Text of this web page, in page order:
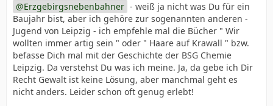
Erzgebirgsnebenbahner - weiß ja nicht was Du für ein
Baujahr bist, aber ich gehöre zur sogenannten anderen -
Jugend von Leipzig - ich empfehle mal die Bücher " Wir
wollten immer artig sein " oder " Haare auf Krawall " bzw.
befasse Dich mal mit der Geschichte der BSG Chemie
Leipzig. Da verstehst Du was ich meine. Ja, da gebe ich Dir
Recht Gewalt ist keine Lösung, aber manchmal geht es
nicht anders. Leider schon oft genug erlebt!